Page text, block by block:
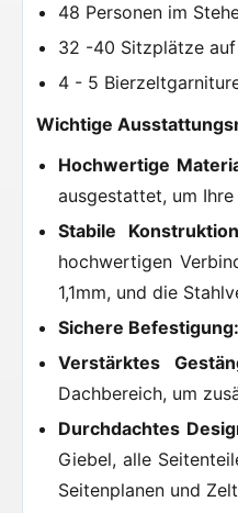
48 Personen im
32 -40 Sitzplätze
4 - 5
Wichtige
Hochwertige
ausgestattet, um
Stabile
hochwertigen
1,1mm, und die
Sichere Befestigung:
Verstärktes
Dachbereich, um
Durchdachtes
Giebel, alle
Seitenplanen und